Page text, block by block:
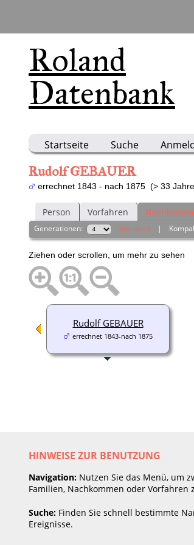
Roland
Datenbank
Startseite Suche
Rudolf GEBAUER
errechnet 1843 - nach 1875 (> 33
Person Vorfahren
Generationen: Standard |
Ziehen oder scrollen, um mehr zu sehen
Rudolf GEBAUER
errechnet 1843-nach 1875
HINWEISE ZUR BENUTZUNG
Navigation: Nutzen Sie das Menü, um
Familien, Nachkommen oder Vorfahren
Suche: Finden Sie schnell bestimmte
Ereignisse.